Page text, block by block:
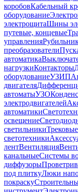
коробовКабельный
оборудование
электрощитаШины
путевые, концевые
управления
преобразователи
автоматика
нагрузкиКонтакторы
оборудованиеУЗИП
двигателя
автоматыУЗО
электродвигателей
автоматики
освещение
светильники
светотехники
лентВентиляция
канальныеСистемы
диффузоры
под плиткуЛюки
покраску